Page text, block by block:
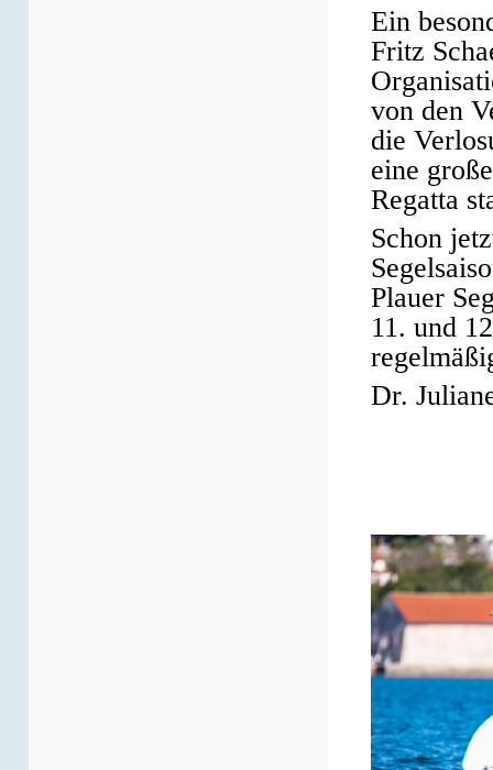
Ein
Fritz
von den
die
eine
Regatta
Schon
Plauer
11. und
Dr.